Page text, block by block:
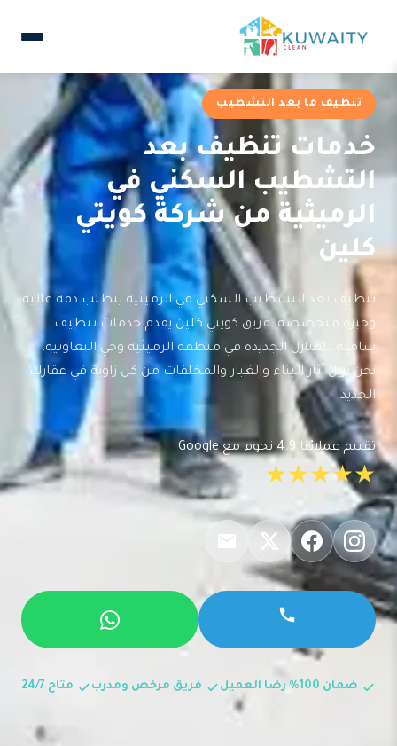
تنظيف ما بعد التشطيب
خدمات تنظيف بعد
التشطيب السكني في
الرميثية من شركة كويتي
كلين
تنظيف بعد التشطيب السكني في الرميثية يتطلب دقة عالية
وخبرة متخصصة. فريق كويتي كلين يقدم خدمات تنظيف
شاملة للمنازل الجديدة في منطقة الرميثية وحي التعاونية.
نحن نزيل آثار البناء والغبار والمخلفات من كل زاوية في عقارك
الجديد.
تقييم عملائنا 4.9 نجوم مع Google
★★★★★
ضمان 100% رضا العميل فريق مرخص ومدرب متاح 24/7